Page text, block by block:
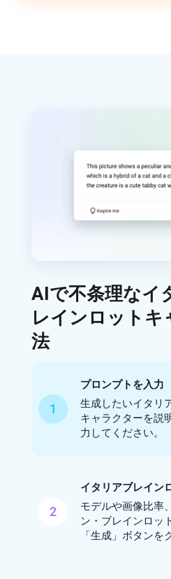
AIで不条理なイ
レインロットキ
法
1
プロンプトを入力
生成したいイタリ
キャラクターを説
力してください。
2
イタリアブレイン
モデルや画像比率
ン・ブレインロッ
「生成」ボタンを